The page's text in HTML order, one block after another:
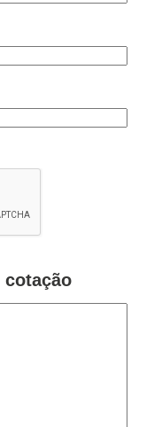
cotação